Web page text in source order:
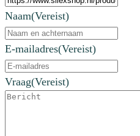
Naam(Vereist)
E-mailadres(Vereist)
Vraag(Vereist)